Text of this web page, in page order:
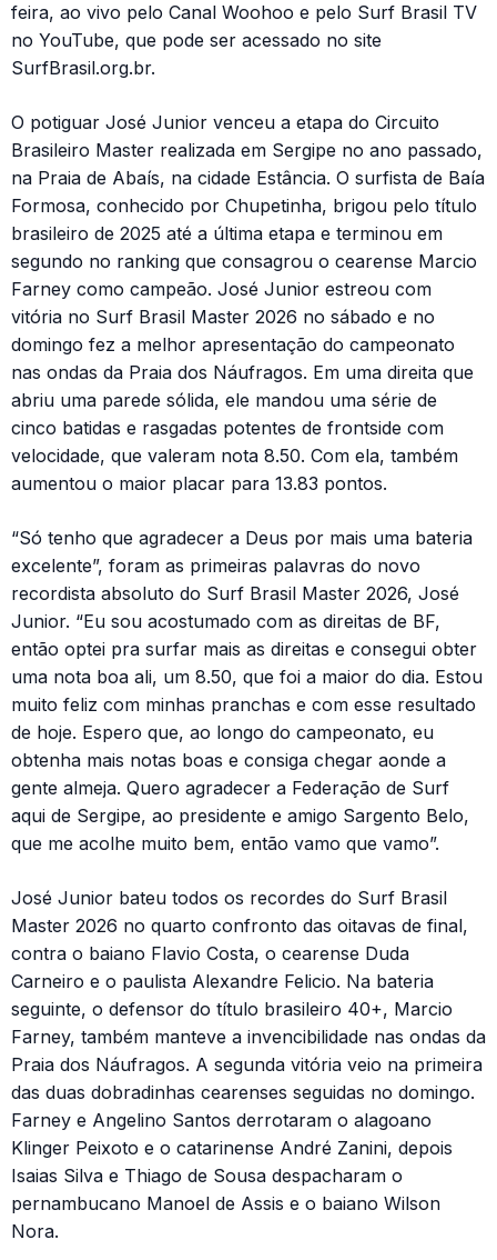
feira, ao vivo pelo Canal Woohoo e pelo Surf Brasil TV
no YouTube, que pode ser acessado no site
SurfBrasil.org.br.
O potiguar José Junior venceu a etapa do Circuito
Brasileiro Master realizada em Sergipe no ano passado,
na Praia de Abaís, na cidade Estância. O surfista de Baía
Formosa, conhecido por Chupetinha, brigou pelo título
brasileiro de 2025 até a última etapa e terminou em
segundo no ranking que consagrou o cearense Marcio
Farney como campeão. José Junior estreou com
vitória no Surf Brasil Master 2026 no sábado e no
domingo fez a melhor apresentação do campeonato
nas ondas da Praia dos Náufragos. Em uma direita que
abriu uma parede sólida, ele mandou uma série de
cinco batidas e rasgadas potentes de frontside com
velocidade, que valeram nota 8.50. Com ela, também
aumentou o maior placar para 13.83 pontos.
“Só tenho que agradecer a Deus por mais uma bateria
excelente”, foram as primeiras palavras do novo
recordista absoluto do Surf Brasil Master 2026, José
Junior. “Eu sou acostumado com as direitas de BF,
então optei pra surfar mais as direitas e consegui obter
uma nota boa ali, um 8.50, que foi a maior do dia. Estou
muito feliz com minhas pranchas e com esse resultado
de hoje. Espero que, ao longo do campeonato, eu
obtenha mais notas boas e consiga chegar aonde a
gente almeja. Quero agradecer a Federação de Surf
aqui de Sergipe, ao presidente e amigo Sargento Belo,
que me acolhe muito bem, então vamo que vamo”.
José Junior bateu todos os recordes do Surf Brasil
Master 2026 no quarto confronto das oitavas de final,
contra o baiano Flavio Costa, o cearense Duda
Carneiro e o paulista Alexandre Felicio. Na bateria
seguinte, o defensor do título brasileiro 40+, Marcio
Farney, também manteve a invencibilidade nas ondas da
Praia dos Náufragos. A segunda vitória veio na primeira
das duas dobradinhas cearenses seguidas no domingo.
Farney e Angelino Santos derrotaram o alagoano
Klinger Peixoto e o catarinense André Zanini, depois
Isaias Silva e Thiago de Sousa despacharam o
pernambucano Manoel de Assis e o baiano Wilson
Nora.